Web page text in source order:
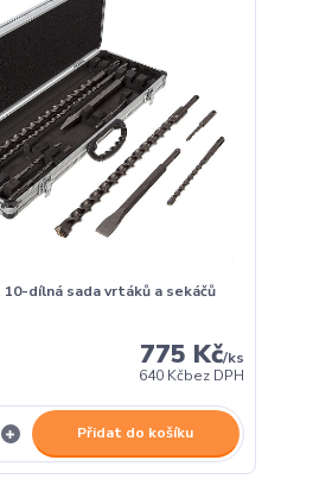
10-dílná sada vrtáků a sekáčů
775 Kč/ks
640 Kčbez DPH
Přidat do košíku